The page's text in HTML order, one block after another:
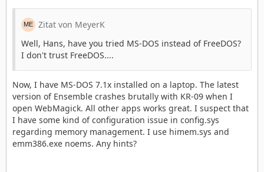
Zitat von MeyerK
Well, Hans, have you tried MS-DOS instead of FreeDOS?
I don't trust FreeDOS....
Now, I have MS-DOS 7.1x installed on a laptop. The latest
version of Ensemble crashes brutally with KR-09 when I
open WebMagick. All other apps works great. I suspect that
I have some kind of configuration issue in config.sys
regarding memory management. I use himem.sys and
emm386.exe noems. Any hints?